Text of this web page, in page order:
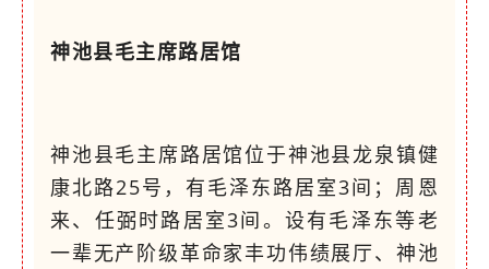
神池县毛主席路居馆
神池县毛主席路居馆位于神池县龙泉镇健
康北路25号，有毛泽东路居室3间；周恩
来、任弼时路居室3间。设有毛泽东等老
一辈无产阶级革命家丰功伟绩展厅、神池